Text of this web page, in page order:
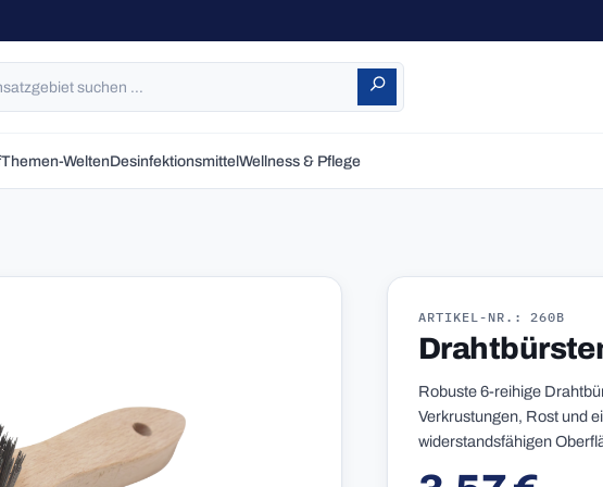
Themen-WeltenDesinfektionsmittelWellness & Pflege
ARTIKEL-NR.: 260B
Robuste 6-reihige
Verkrustungen, Rost und
widerstandsfähigen
Regulärer Preis: